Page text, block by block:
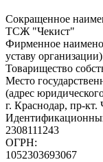
Сокращенное
ТСЖ "Чекист"
Фирменное
уставу
Товарищество
Место
(адрес
г. Краснодар, пр-кт.
2308111243
ОГРН:
1052303693067